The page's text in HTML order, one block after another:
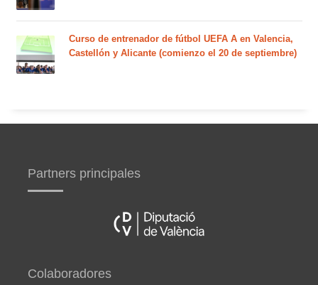
Curso de entrenador de fútbol UEFA A en Valencia,
Castellón y Alicante (comienzo el 20 de septiembre)
Partners principales
Colaboradores